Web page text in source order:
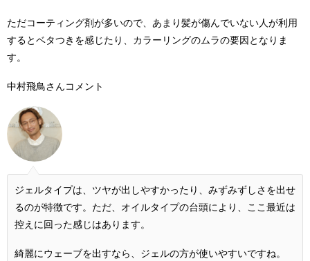
ただコーティング剤が多いので、あまり髪が傷んでいない人が利用
するとベタつきを感じたり、カラーリングのムラの要因となりま
す。
中村飛鳥さんコメント
ジェルタイプは、ツヤが出しやすかったり、みずみずしさを出せ
るのが特徴です。ただ、オイルタイプの台頭により、ここ最近は
控えに回った感じはあります。
綺麗にウェーブを出すなら、ジェルの方が使いやすいですね。